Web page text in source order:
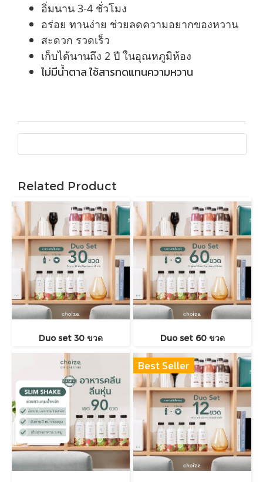
อิ่มนาน 3-4 ชั่วโมง
อร่อย ทานง่าย ช่วยลดความอยากของหวาน
สะดวก รวดเร็ว
เก็บได้นานถึง 2 ปี ในอุณหภูมิห้อง
ไม่มีน้ำตาล ใช้สารทดแทนความหวาน
Related Product
Duo set 30 ขวด Duo set 60 ขวด
Best Seller